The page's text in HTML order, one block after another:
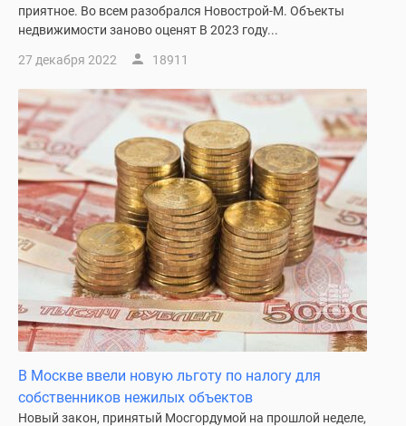
приятное. Во всем разобрался Новострой-М. Объекты
недвижимости заново оценят В 2023 году...
27 декабря 2022 18911
В Москве ввели новую льготу по налогу для
собственников нежилых объектов
Новый закон, принятый Мосгордумой на прошлой неделе,